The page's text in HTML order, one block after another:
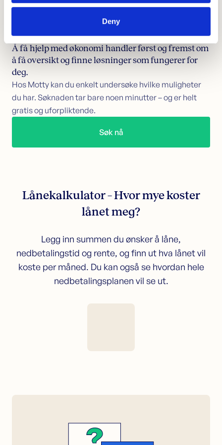
Deny
Ta første steg mot bedre økonomi
Å få hjelp med økonomi handler først og fremst om
å få oversikt og finne løsninger som fungerer for
deg.
Hos Motty kan du enkelt undersøke hvilke muligheter
du har. Søknaden tar bare noen minutter – og er helt
gratis og uforpliktende.
Søk nå
Lånekalkulator – Hvor mye koster
lånet meg?
Legg inn summen du ønsker å låne,
nedbetalingstid og rente, og finn ut hva lånet vil
koste per måned. Du kan også se hvordan hele
nedbetalingsplanen vil se ut.